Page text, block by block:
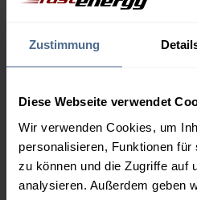
Zustimmung
Diese Webseite verwendet
Wir verwenden Cookies, um
personalisieren, Funktionen
zu können und die Zugriffe auf
analysieren. Außerdem geben
2.000 Liter
5.000 Liter
Preise für Heizöl in Standardqualität